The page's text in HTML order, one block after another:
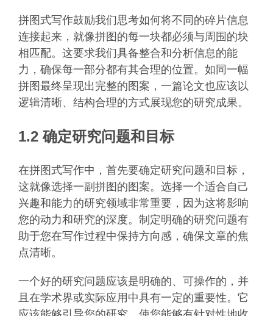
拼图式写作鼓励我们思考如何将不同的碎片信息
连接起来，就像拼图的每一块都必须与周围的块
相匹配。这要求我们具备整合和分析信息的能
力，确保每一部分都有其合理的位置。如同一幅
拼图最终呈现出完整的图案，一篇论文也应该以
逻辑清晰、结构合理的方式展现您的研究成果。
1.2 确定研究问题和目标
在拼图式写作中，首先要确定研究问题和目标，
这就像选择一副拼图的图案。选择一个适合自己
兴趣和能力的研究领域非常重要，因为这将影响
您的动力和研究的深度。制定明确的研究问题有
助于您在写作过程中保持方向感，确保文章的焦
点清晰。
一个好的研究问题应该是明确的、可操作的，并
且在学术界或实际应用中具有一定的重要性。它